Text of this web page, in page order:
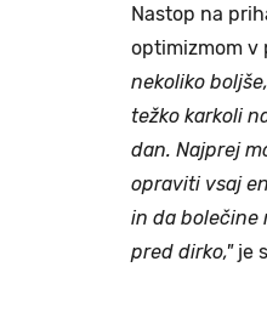
Nastop na
optimizmom v
nekoliko
težko karkoli
dan. Najprej
opraviti vsaj
in da bolečine
pred dirko,"je